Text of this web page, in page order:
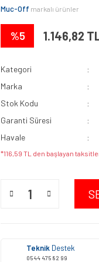
Muc-Off markalı ürünler
%5 1.146,82
Kategori
Marka
Stok Kodu
Garanti Süresi
Havale
*116,59 TL den başlayan
Teknik Destek
0544 475 82 99